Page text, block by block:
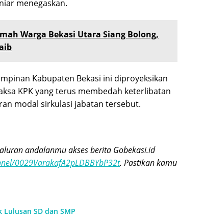
menegaskan.
Warga Bekasi Utara Siang Bolong,
Kabupaten Bekasi ini diproyeksikan
KPK yang terus membedah keterlibatan
modal sirkulasi jabatan tersebut.
andalanmu akses berita Gobekasi.id
0029VarakafA2pLDBBYbP32t. Pastikan kamu
SD dan SMP